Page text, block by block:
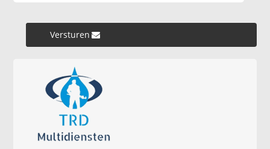
Versturen »